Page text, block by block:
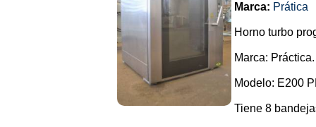
Marca: Prática
Horno turbo
Marca: Práctica.
Modelo: E200
Tiene 8